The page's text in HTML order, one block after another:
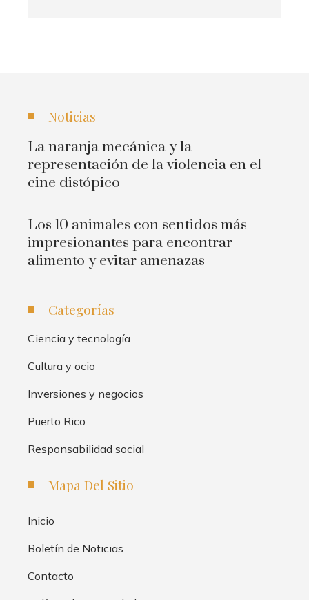
Noticias
La naranja mecánica y la
representación de la violencia en el
cine distópico
Los 10 animales con sentidos más
impresionantes para encontrar
alimento y evitar amenazas
Categorías
Ciencia y tecnología
Cultura y ocio
Inversiones y negocios
Puerto Rico
Responsabilidad social
Mapa Del Sitio
Inicio
Boletín de Noticias
Contacto